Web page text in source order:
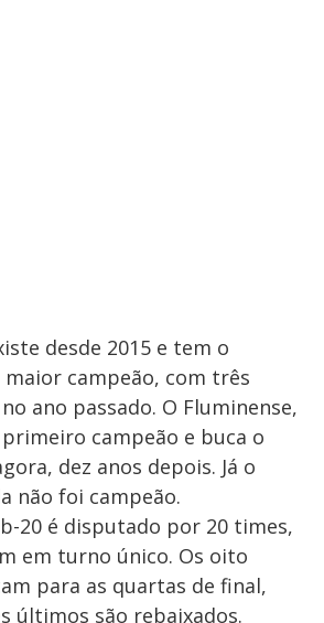
desde 2015 e tem o
maior campeão, com três
ano passado. O Fluminense,
campeão e buca o
dez anos depois. Já o
não foi campeão.
20 é disputado por 20 times,
em turno único. Os oito
para as quartas de final,
últimos são rebaixados.